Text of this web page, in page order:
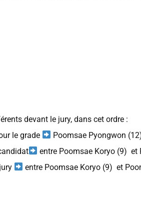
devant le jury, dans cet ordre :
le grade
Poomsae Pyongwon
entre Poomsae Koryo (9) et
entre Poomsae Koryo (9) et